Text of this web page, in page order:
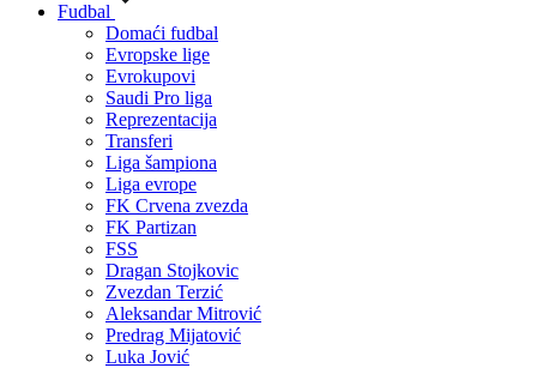
Fudbal
Domaći fudbal
Evropske lige
Evrokupovi
Saudi Pro liga
Reprezentacija
Transferi
Liga šampiona
Liga evrope
FK Crvena zvezda
FK Partizan
FSS
Dragan Stojkovic
Zvezdan Terzić
Aleksandar Mitrović
Predrag Mijatović
Luka Jović